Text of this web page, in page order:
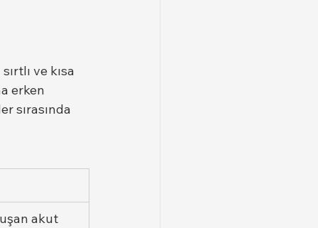
ve kısa
erken
sırasında
akut